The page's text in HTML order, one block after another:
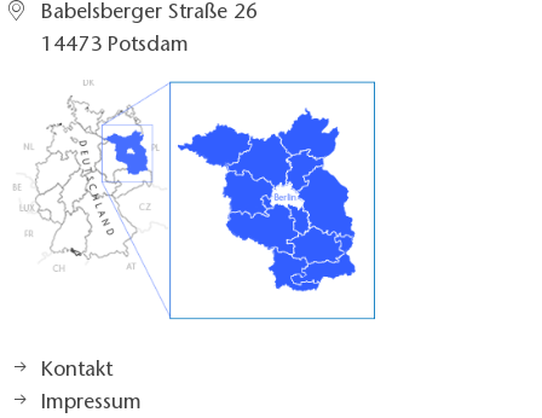
Babelsberger Straße 26
14473 Potsdam
Kontakt
Impressum